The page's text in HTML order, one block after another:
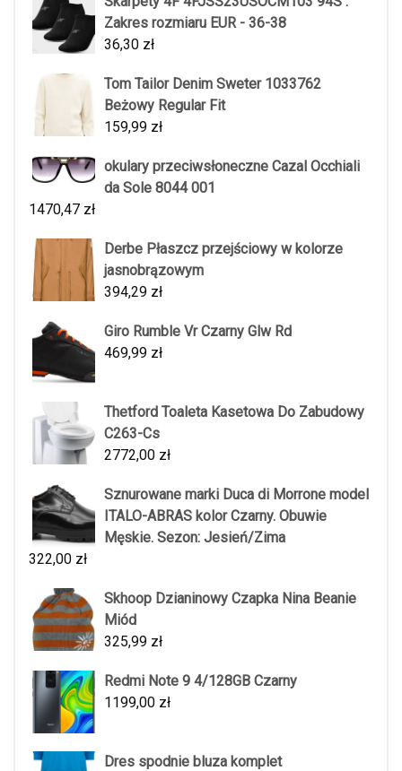
Zakres rozmiaru EUR - 36-38
36,30 zł
Tom Tailor Denim Sweter 1033762
Beżowy Regular Fit
159,99 zł
okulary przeciwsłoneczne Cazal Occhiali
da Sole 8044 001
1470,47 zł
Derbe Płaszcz przejściowy w kolorze
jasnobrązowym
394,29 zł
Giro Rumble Vr Czarny Glw Rd
469,99 zł
Thetford Toaleta Kasetowa Do Zabudowy
C263-Cs
2772,00 zł
Sznurowane marki Duca di Morrone model
ITALO-ABRAS kolor Czarny. Obuwie
Męskie. Sezon: Jesień/Zima
322,00 zł
Skhoop Dzianinowy Czapka Nina Beanie
Miód
325,99 zł
Redmi Note 9 4/128GB Czarny
1199,00 zł
Dres spodnie bluza komplet